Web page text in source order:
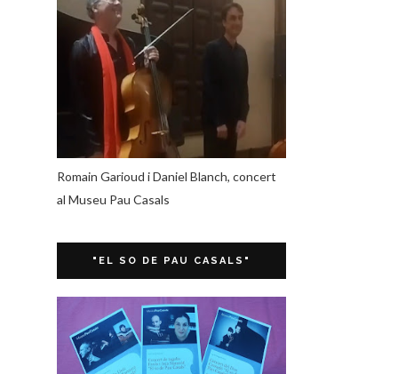
Romain Garioud i Daniel Blanch, concert
al Museu Pau Casals
"EL SO DE PAU CASALS"